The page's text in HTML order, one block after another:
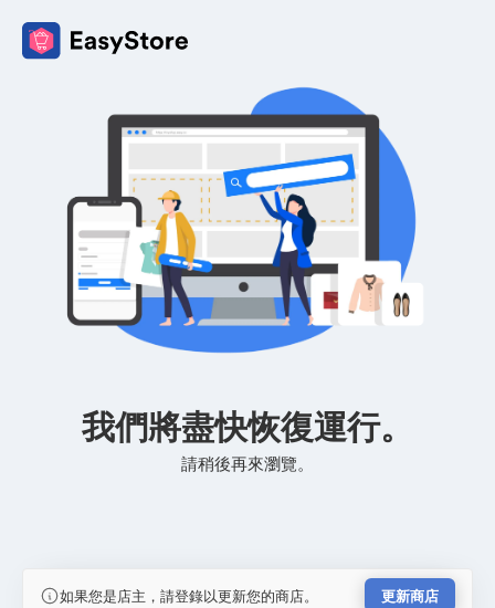
我們將盡快恢復運行。
請稍後再來瀏覽。
如果您是店主，請登錄以更新您的商店。 更新商店